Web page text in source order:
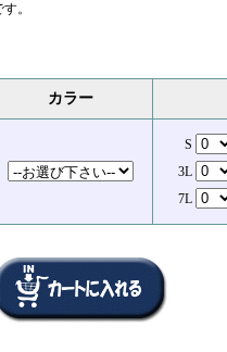
。
カラー
S
3L
7L